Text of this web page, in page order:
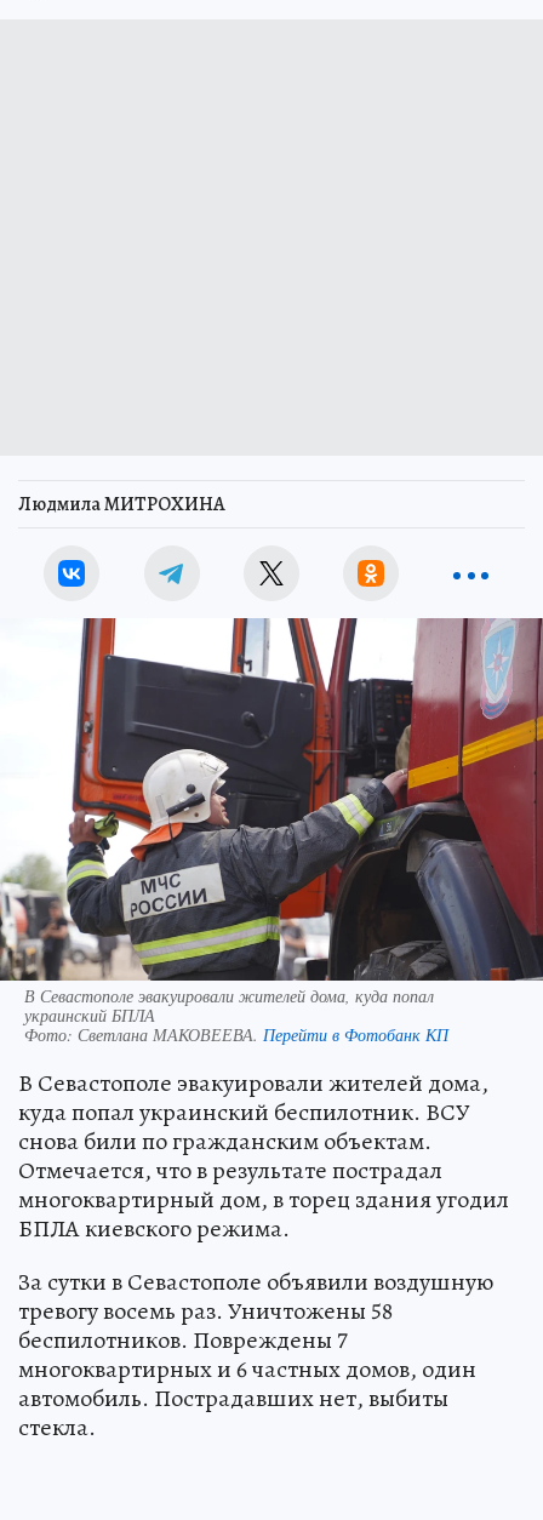
Людмила МИТРОХИНА
В Севастополе эвакуировали жителей дома, куда попал
украинский БПЛА
Фото: Светлана МАКОВЕЕВА. Перейти в Фотобанк КП
В Севастополе эвакуировали жителей дома,
куда попал украинский беспилотник. ВСУ
снова били по гражданским объектам.
Отмечается, что в результате пострадал
многоквартирный дом, в торец здания угодил
БПЛА киевского режима.
За сутки в Севастополе объявили воздушную
тревогу восемь раз. Уничтожены 58
беспилотников. Повреждены 7
многоквартирных и 6 частных домов, один
автомобиль. Пострадавших нет, выбиты
стекла.